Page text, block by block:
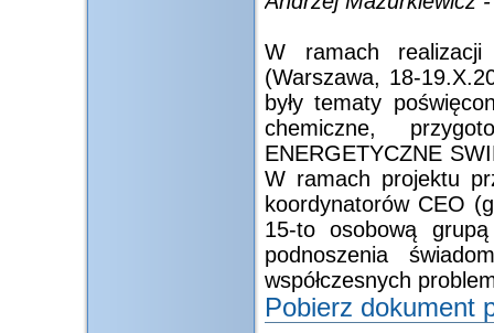
W ramach realizacji
(Warszawa, 18-
były tematy
chemiczne,
ENERGETYCZNE
W ramach projektu
koordynatorów CEO
15-to osobową grupą
podnoszenia
współczesnych
Pobierz dokument